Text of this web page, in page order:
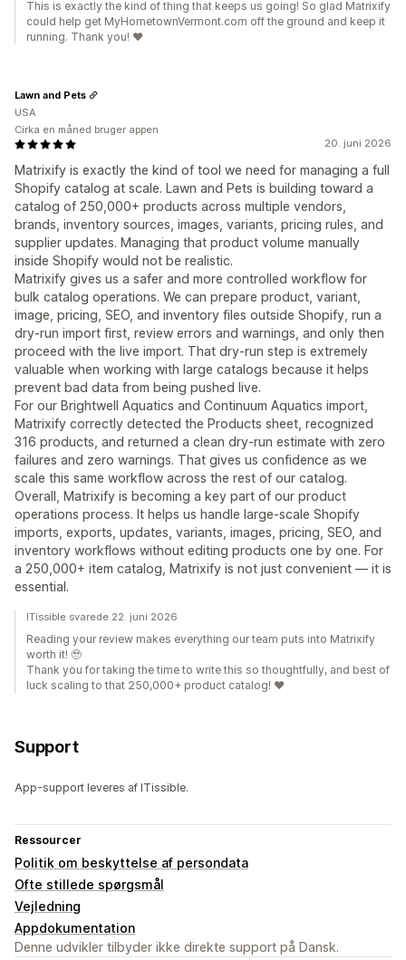
This is exactly the kind of thing that keeps us going! So glad Matrixify
could help get MyHometownVermont.com off the ground and keep it
running. Thank you! ❤️
20. juni 2026
Matrixify is exactly the kind of tool we need for managing a full
Shopify catalog at scale. Lawn and Pets is building toward a
catalog of 250,000+ products across multiple vendors,
brands, inventory sources, images, variants, pricing rules, and
supplier updates. Managing that product volume manually
inside Shopify would not be realistic.
Matrixify gives us a safer and more controlled workflow for
bulk catalog operations. We can prepare product, variant,
image, pricing, SEO, and inventory files outside Shopify, run a
dry-run import first, review errors and warnings, and only then
proceed with the live import. That dry-run step is extremely
valuable when working with large catalogs because it helps
prevent bad data from being pushed live.
For our Brightwell Aquatics and Continuum Aquatics import,
Matrixify correctly detected the Products sheet, recognized
316 products, and returned a clean dry-run estimate with zero
failures and zero warnings. That gives us confidence as we
scale this same workflow across the rest of our catalog.
Overall, Matrixify is becoming a key part of our product
operations process. It helps us handle large-scale Shopify
imports, exports, updates, variants, images, pricing, SEO, and
inventory workflows without editing products one by one. For
a 250,000+ item catalog, Matrixify is not just convenient — it is
essential.
Lawn and Pets
USA
Cirka en måned bruger appen
ITissible svarede 22. juni 2026
Reading your review makes everything our team puts into Matrixify
worth it! 🥹
Thank you for taking the time to write this so thoughtfully, and best of
luck scaling to that 250,000+ product catalog! ❤️
Support
App-support leveres af ITissible.
Ressourcer
Politik om beskyttelse af persondata
Ofte stillede spørgsmål
Vejledning
Appdokumentation
Denne udvikler tilbyder ikke direkte support på Dansk.